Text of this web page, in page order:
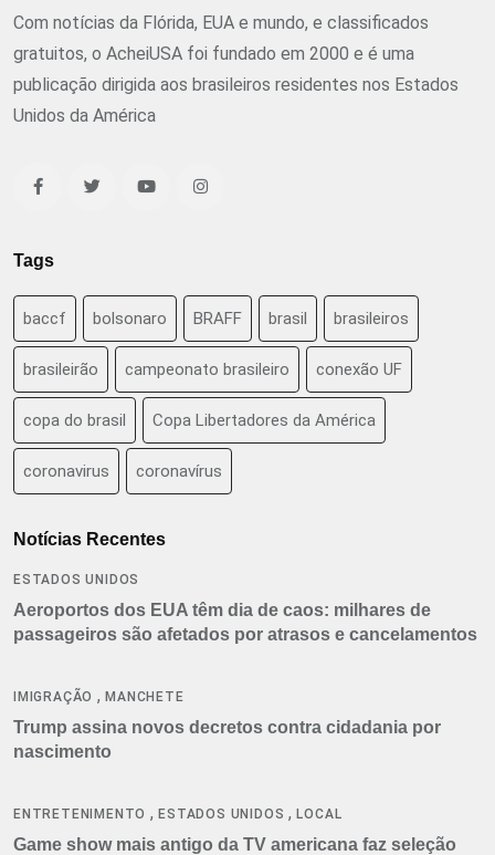
Com notícias da Flórida, EUA e mundo, e classificados
gratuitos, o AcheiUSA foi fundado em 2000 e é uma
publicação dirigida aos brasileiros residentes nos Estados
Unidos da América
Tags
baccf bolsonaro BRAFF brasil brasileiros
brasileirão campeonato brasileiro conexão UF
copa do brasil Copa Libertadores da América
coronavirus coronavírus
Notícias Recentes
ESTADOS UNIDOS
Aeroportos dos EUA têm dia de caos: milhares de
passageiros são afetados por atrasos e cancelamentos
IMIGRAÇÃO ,MANCHETE
Trump assina novos decretos contra cidadania por
nascimento
ENTRETENIMENTO ,ESTADOS UNIDOS ,LOCAL
Game show mais antigo da TV americana faz seleção